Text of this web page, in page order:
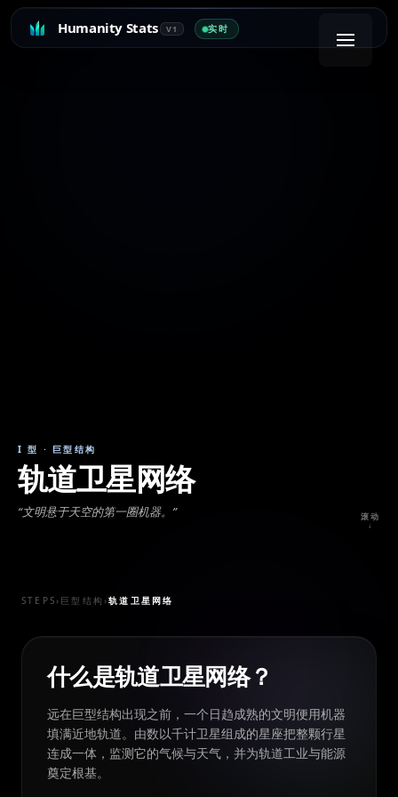
Humanity Stats V1 实时
I 型 · 巨型结构
轨道卫星网络
“文明悬于天空的第一圈机器。 ”
滚动
↓
STEPS › 巨型结构 ›轨道卫星网络
什么是轨道卫星网络？
远在巨型结构出现之前，一个日趋成熟的文明便用机器
填满近地轨道。由数以千计卫星组成的星座把整颗行星
连成一体，监测它的气候与天气，并为轨道工业与能源
奠定根基。